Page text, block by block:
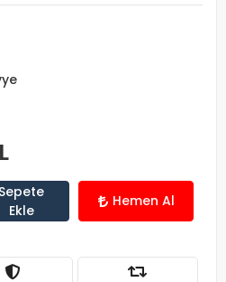
Sepete
Ekle
Hemen Al